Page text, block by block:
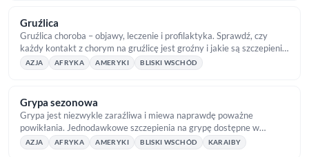
Gruźlica
Gruźlica choroba – objawy, leczenie i profilaktyka. Sprawdź, czy
każdy kontakt z chorym na gruźlicę jest groźny i jakie są szczepienia
ochronne w TropicalMed!
AZJA AFRYKA AMERYKI BLISKI WSCHÓD
Grypa sezonowa
Grypa jest niezwykle zaraźliwa i miewa naprawdę poważne
powikłania. Jednodawkowe szczepienia na grypę dostępne w
TropicalMed dadzą Ci skuteczną ochronę!
AZJA AFRYKA AMERYKI BLISKI WSCHÓD KARAIBY